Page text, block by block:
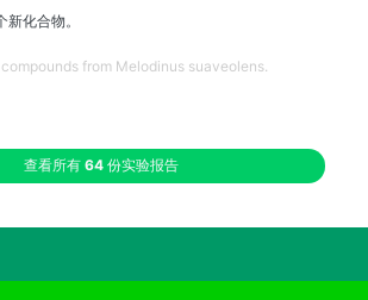
新化合物。
from Melodinus suaveolens.
查看所有 64 份实验报告